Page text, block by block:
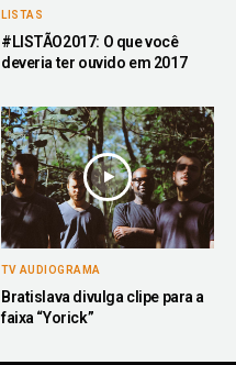
LISTAS
#LISTÃO2017: O que você
deveria ter ouvido em 2017
TV AUDIOGRAMA
Bratislava divulga clipe para a
faixa “Yorick”